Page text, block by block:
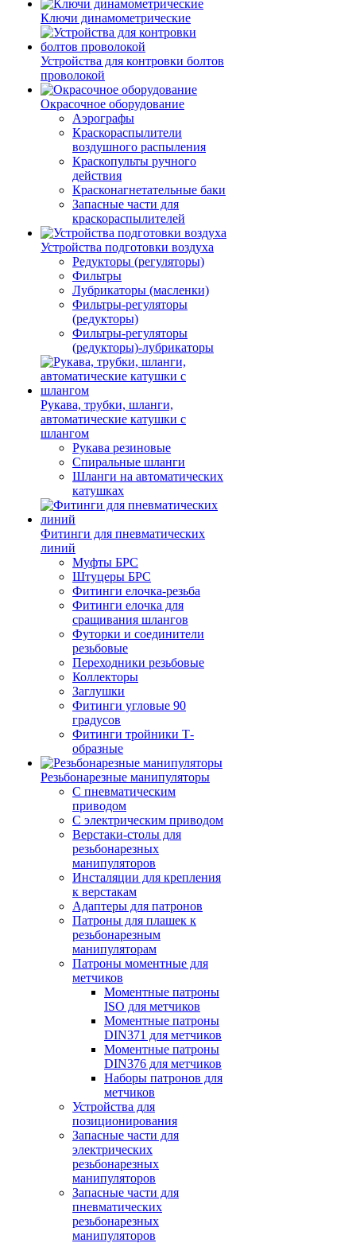
Ключи динамометрические
Устройства для контровки болтов
проволокой
Окрасочное оборудование
Аэрографы
Краскораспылители
воздушного распыления
Краскопульты ручного
действия
Красконагнетательные баки
Запасные части для
краскораспылителей
Устройства подготовки воздуха
Редукторы (регуляторы)
Фильтры
Лубрикаторы (масленки)
Фильтры-регуляторы
(редукторы)
Фильтры-регуляторы
(редукторы)-лубрикаторы
Рукава, трубки, шланги,
автоматические катушки с
шлангом
Рукава резиновые
Спиральные шланги
Шланги на автоматических
катушках
Фитинги для пневматических
линий
Муфты БРС
Штуцеры БРС
Фитинги елочка-резьба
Фитинги елочка для
сращивания шлангов
Футорки и соединители
резьбовые
Переходники резьбовые
Коллекторы
Заглушки
Фитинги угловые 90
градусов
Фитинги тройники Т-
образные
Резьбонарезные манипуляторы
С пневматическим
приводом
С электрическим приводом
Верстаки-столы для
резьбонарезных
манипуляторов
Инсталяции для крепления
к верстакам
Адаптеры для патронов
Патроны для плашек к
резьбонарезным
манипуляторам
Патроны моментные для
метчиков
Моментные патроны
ISO для метчиков
Моментные патроны
DIN371 для метчиков
Моментные патроны
DIN376 для метчиков
Наборы патронов для
метчиков
Устройства для
позиционирования
Запасные части для
электрических
резьбонарезных
манипуляторов
Запасные части для
пневматических
резьбонарезных
манипуляторов